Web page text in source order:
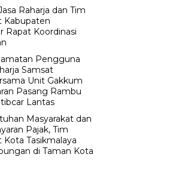
Raharja dan Tim
Kabupaten
Rapat Koordinasi
Pengguna
Samsat
Unit Gakkum
Pasang Rambu
Lantas
Masyarakat dan
Pajak, Tim
Tasikmalaya
di Taman Kota